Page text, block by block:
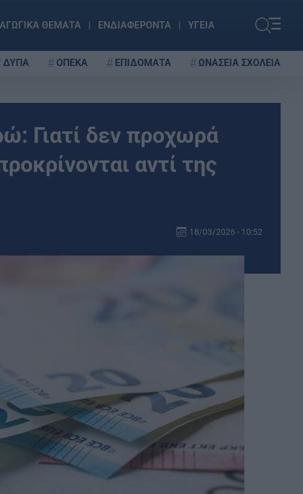
ΘΕΜΑΤΑ ΕΝΔΙΑΦΕΡΟΝΤΑ ΥΓΕΙΑ
ΔΥΠΑ ΟΠΕΚΑ ΕΠΙΔΟΜΑΤΑ ΩΝΑΣΕΙΑ ΣΧΟΛΕΙΑ
Γιατί δεν προχωρά
αντί της
18/03/2026 - 10:52